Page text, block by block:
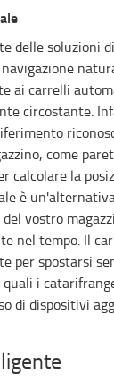
delle soluzioni
ai carrelli
circostante.
come
calcolare la
è
vostro
nel tempo. Il
per spostarsi
i
di dispositivi